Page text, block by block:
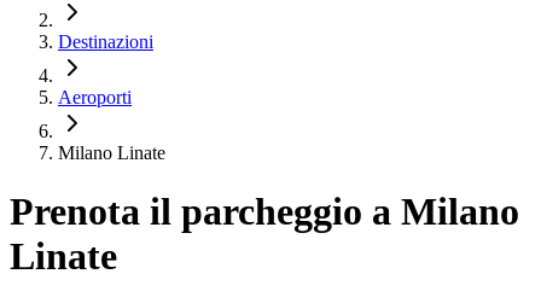
Destinazioni
Aeroporti
Milano Linate
Prenota il parcheggio a Milano
Linate